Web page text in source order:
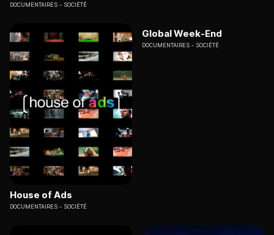
DOCUMENTAIRES SOCIÉTÉ
House of Ads
DOCUMENTAIRES SOCIÉTÉ
Global Week-End
DOCUMENTAIRES SOCIÉTÉ